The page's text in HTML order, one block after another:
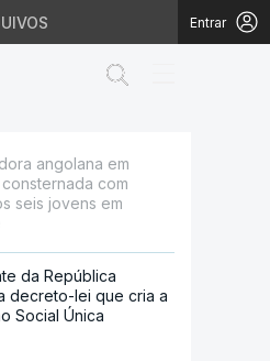
Entrar
morte dos
angolana em
com
seis jovens em
da República
decreto-lei que cria a
Social Única